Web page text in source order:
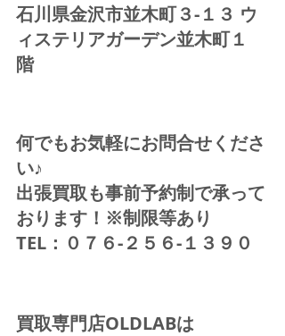
石川県金沢市並木町３-１３ ウ
ィステリアガーデン並木町１
階
何でもお気軽にお問合せくださ
い♪
出張買取も事前予約制で承って
おります！※制限等あり
TEL：０７６-２５６-１３９０
買取専門店OLDLABは